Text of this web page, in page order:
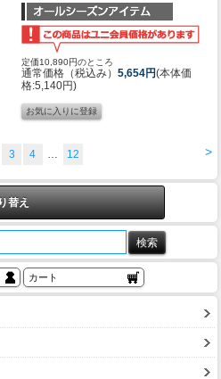
定価10,890円のところ
通常価格（税込み） 5,654円(本体価
格:5,140円)
>
3 4 … 12
替え
カート